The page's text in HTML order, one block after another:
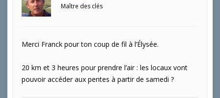
Maître des clés
Merci Franck pour ton coup de fil à l’Élysée.
20 km et 3 heures pour prendre l’air : les locaux vont
pouvoir accéder aux pentes à partir de samedi ?